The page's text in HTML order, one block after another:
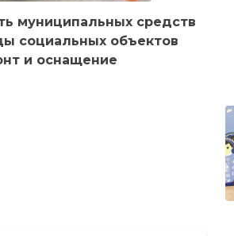
муниципальных средств
социальных объектов
и оснащение